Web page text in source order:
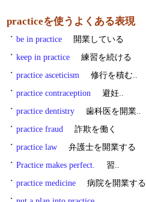
practiceを使うよくある表現
・ be in practice
開業している
・ keep in practice
練習を続ける
・ practice asceticism
修行を積む..
・ practice contraception
避妊..
・ practice dentistry
歯科医を開業..
・ practice fraud
詐欺を働く
・ practice law
弁護士を開業する
・ Practice makes perfect.
習..
・ practice medicine
病院を開業する
・